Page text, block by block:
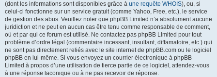
(dont les informations sont disponibles grâce à une requête WHOIS), ou, si
celui-ci fonctionne sur un service gratuit (comme Yahoo, Free, etc.), le service
de gestion des abus. Veuillez noter que phpBB Limited n’a absolument aucune
juridiction et ne peut en aucun cas être tenu comme responsable de comment,
où et par qui ce forum est utilisé. Ne contactez pas phpBB Limited pour tout
problème d’ordre légal (commentaire incessant, insultant, diffamatoire, etc.) qui
ne sont pas directement reliés avec le site internet de phpBB.com ou le logiciel
phpBB en lui-même. Si vous envoyez un courrier électronique à phpBB
Limited à propos d’une utilisation de tierce partie de ce logiciel, attendez-vous
à une réponse laconique ou à ne pas recevoir de réponse.